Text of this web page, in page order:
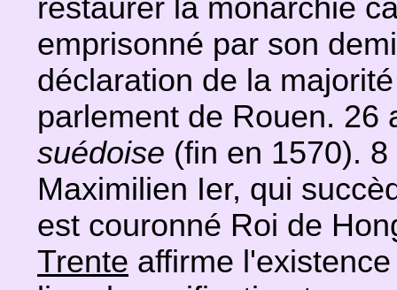
restaurer la monarchie
emprisonné par son
déclaration de la
parlement de Rouen.
suédoise (fin en 1570).
Maximilien Ier, qui
est couronné Roi de
Trente affirme